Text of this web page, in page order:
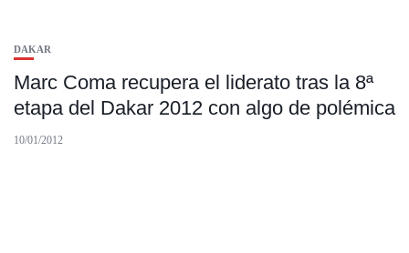
DAKAR
Marc Coma recupera el liderato tras la 8ª
etapa del Dakar 2012 con algo de polémica
10/01/2012